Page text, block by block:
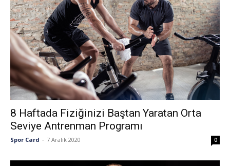
8 Haftada Fiziğinizi Baştan Yaratan Orta
Seviye Antrenman Programı
Spor Card - 7 Aralık 2020 0